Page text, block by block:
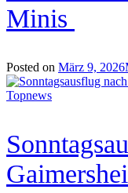
Minis
Posted on März 9, 2026
Topnews